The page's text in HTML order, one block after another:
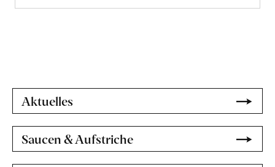
«Timilia»
Aktuelles
Saucen & Aufstriche